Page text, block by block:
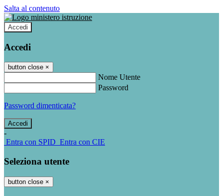
Salta al contenuto
Accedi
Accedi
button close ×
Nome Utente
Password
Password dimenticata?
-
Entra con SPID Entra con CIE
Seleziona utente
button close ×